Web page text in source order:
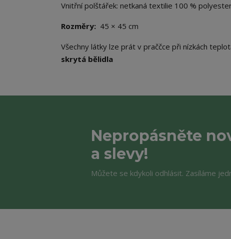
Vnitřní polštářek: netkaná textilie 100 %
Rozměry: 45 × 45 cm
Všechny látky lze prát v praččce při nízkách
skrytá bělidla
Nepropásněte
a slevy!
Můžete se kdykoli odhlásit. Zasíláme